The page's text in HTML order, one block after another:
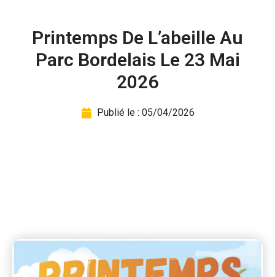
Printemps De L’abeille Au
Parc Bordelais Le 23 Mai
2026
Publié le : 05/04/2026